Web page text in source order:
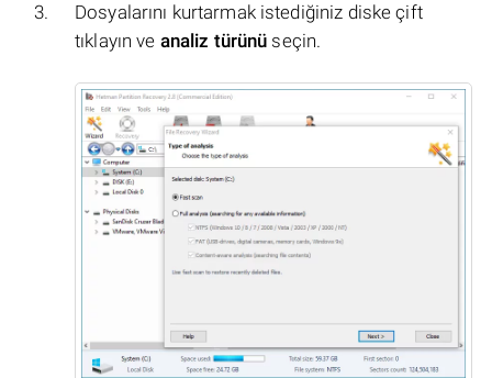
Dosyalarını kurtarmak istediğiniz diske çift
tıklayın ve analiz türünü seçin.